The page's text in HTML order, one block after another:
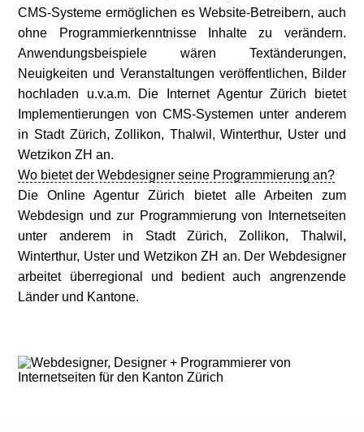
CMS-Systeme ermöglichen es Website-Betreibern, auch
ohne Programmierkenntnisse Inhalte zu verändern.
Anwendungsbeispiele wären Textänderungen,
Neuigkeiten und Veranstaltungen veröffentlichen, Bilder
hochladen u.v.a.m. Die Internet Agentur Zürich bietet
Implementierungen von CMS-Systemen unter anderem
in Stadt Zürich, Zollikon, Thalwil, Winterthur, Uster und
Wetzikon ZH an.
Wo bietet der Webdesigner seine Programmierung an?
Die Online Agentur Zürich bietet alle Arbeiten zum
Webdesign und zur Programmierung von Internetseiten
unter anderem in Stadt Zürich, Zollikon, Thalwil,
Winterthur, Uster und Wetzikon ZH an. Der Webdesigner
arbeitet überregional und bedient auch angrenzende
Länder und Kantone.